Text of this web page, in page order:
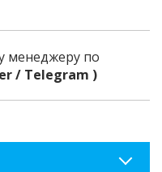
менеджеру по
/ Telegram )